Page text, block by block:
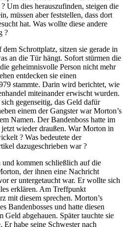
Um dies herauszufinden, steigen die
müssen aber feststellen, dass dort
hat. Was wollte diese andere
?
Schrottplatz, sitzen sie gerade in
an die Tür hängt. Sofort stürmen die
geheimnisvolle Person nicht mehr
entdecken sie einen
stammte. Darin wird berichtet, wie
miteinander erwischt wurden.
gegenseitig, das Geld dafür
einem der Gangster war Morton’s
Namen. Der Bandenboss hatte im
wieder draußen. War Morton in
? Was bedeutete der
dazugeschrieben war ?
und kommen schließlich auf die
der ihnen eine Nachricht
er untergetaucht war. Er wollte sich
erklären. Am Treffpunkt
mit diesem sprechen. Morton’s
Bandenbosses und hatte diesen
Geld abgehauen. Später tauchte sie
habe seine Schwester nach